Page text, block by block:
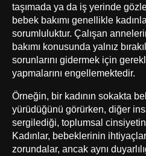
taşımada ya da iş yerinde
bebek bakımı genellikle
sorumluluktur. Çalışan
bakımı konusunda yalnız
sorunlarını gidermek için
yapmalarını engellemektedir.
Örneğin, bir kadının sokakta
yürüdüğünü görürken, diğer
sergilediği, toplumsal cinsiyetin
Kadınlar, bebeklerinin
zorundalar, ancak aynı